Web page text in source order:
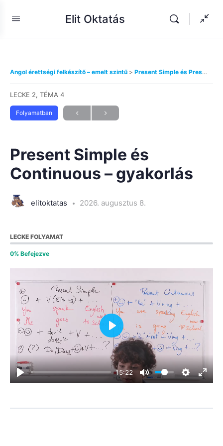
Elit Oktatás
Angol érettségi felkészítő – emelt szintű Present Simple és Present Continuous
LECKE 2, TÉMA 4
Folyamatban
Present Simple és
Continuous – gyakorlás
elitoktatas 2026. augusztus 8.
LECKE FOLYAMAT
0% Befejezve
15:22
Play